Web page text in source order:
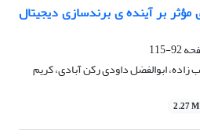
مؤثر بر آینده ی برندسازی دیجیتال
92-115
ابوالفضل داودی رکن آبادی، کریم
2.27 M